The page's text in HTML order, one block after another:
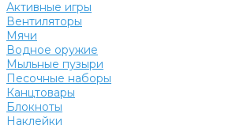
Активные игры
Вентиляторы
Мячи
Водное оружие
Мыльные пузыри
Песочные наборы
Канцтовары
Блокноты
Наклейки